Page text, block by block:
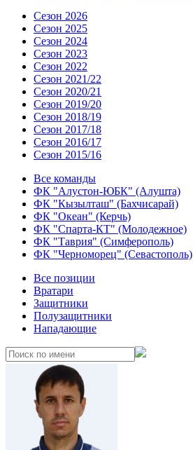
Сезон 2026
Сезон 2025
Сезон 2024
Сезон 2023
Сезон 2022
Сезон 2021/22
Сезон 2020/21
Сезон 2019/20
Сезон 2018/19
Сезон 2017/18
Сезон 2016/17
Сезон 2015/16
Все команды
ФК "Алустон-ЮБК" (Алушта)
ФК "Кызылташ" (Бахчисарай)
ФК "Океан" (Керчь)
ФК "Спарта-КТ" (Молодежное)
ФК "Таврия" (Симферополь)
ФК "Черноморец" (Севастополь)
Все позиции
Вратари
Защитники
Полузащитники
Нападающие